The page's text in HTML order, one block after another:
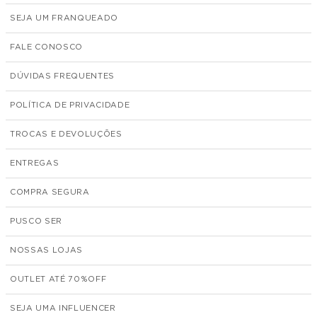
SEJA UM FRANQUEADO
FALE CONOSCO
DÚVIDAS FREQUENTES
POLÍTICA DE PRIVACIDADE
TROCAS E DEVOLUÇÕES
ENTREGAS
COMPRA SEGURA
PUSCO SER
NOSSAS LOJAS
OUTLET ATÉ 70%
SEJA UMA INFLUENCER